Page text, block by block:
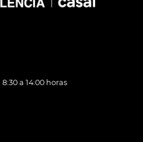
a 14:00 horas